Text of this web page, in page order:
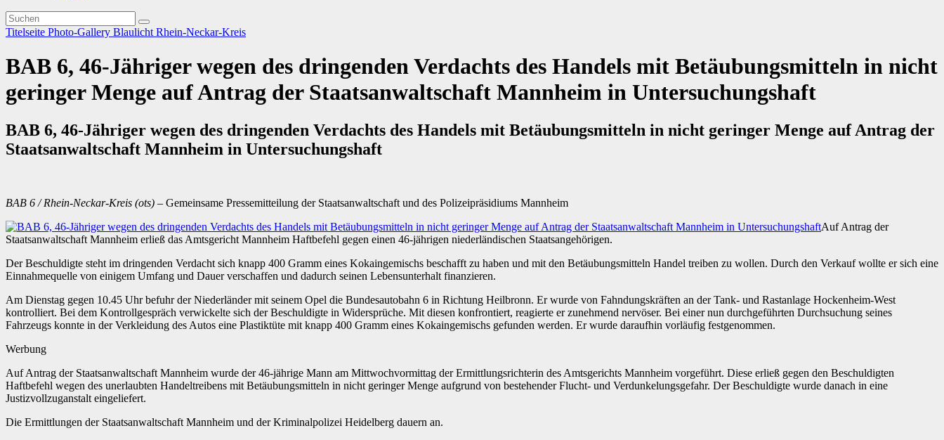
Titelseite Photo-Gallery Blaulicht Rhein-Neckar-Kreis
BAB 6, 46-Jähriger wegen des dringenden Verdachts des Handels mit Betäubungsmitteln in nicht
geringer Menge auf Antrag der Staatsanwaltschaft Mannheim in Untersuchungshaft
BAB 6, 46-Jähriger wegen des dringenden Verdachts des Handels mit Betäubungsmitteln in nicht geringer Menge auf Antrag der
Staatsanwaltschaft Mannheim in Untersuchungshaft
BAB 6 / Rhein-Neckar-Kreis (ots) – Gemeinsame Pressemitteilung der Staatsanwaltschaft und des Polizeipräsidiums Mannheim
Auf Antrag der
Staatsanwaltschaft Mannheim erließ das Amtsgericht Mannheim Haftbefehl gegen einen 46-jährigen niederländischen Staatsangehörigen.
Der Beschuldigte steht im dringenden Verdacht sich knapp 400 Gramm eines Kokaingemischs beschafft zu haben und mit den Betäubungsmitteln Handel treiben zu wollen. Durch den Verkauf wollte er sich eine
Einnahmequelle von einigem Umfang und Dauer verschaffen und dadurch seinen Lebensunterhalt finanzieren.
Am Dienstag gegen 10.45 Uhr befuhr der Niederländer mit seinem Opel die Bundesautobahn 6 in Richtung Heilbronn. Er wurde von Fahndungskräften an der Tank- und Rastanlage Hockenheim-West
kontrolliert. Bei dem Kontrollgespräch verwickelte sich der Beschuldigte in Widersprüche. Mit diesen konfrontiert, reagierte er zunehmend nervöser. Bei einer nun durchgeführten Durchsuchung seines
Fahrzeugs konnte in der Verkleidung des Autos eine Plastiktüte mit knapp 400 Gramm eines Kokaingemischs gefunden werden. Er wurde daraufhin vorläufig festgenommen.
Werbung
Auf Antrag der Staatsanwaltschaft Mannheim wurde der 46-jährige Mann am Mittwochvormittag der Ermittlungsrichterin des Amtsgerichts Mannheim vorgeführt. Diese erließ gegen den Beschuldigten
Haftbefehl wegen des unerlaubten Handeltreibens mit Betäubungsmitteln in nicht geringer Menge aufgrund von bestehender Flucht- und Verdunkelungsgefahr. Der Beschuldigte wurde danach in eine
Justizvollzuganstalt eingeliefert.
Die Ermittlungen der Staatsanwaltschaft Mannheim und der Kriminalpolizei Heidelberg dauern an.